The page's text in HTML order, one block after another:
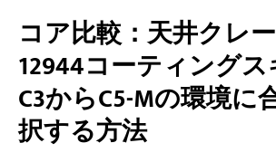
コア比較：天井クレ
12944コーティング
C3からC5-Mの環境に
択する方法